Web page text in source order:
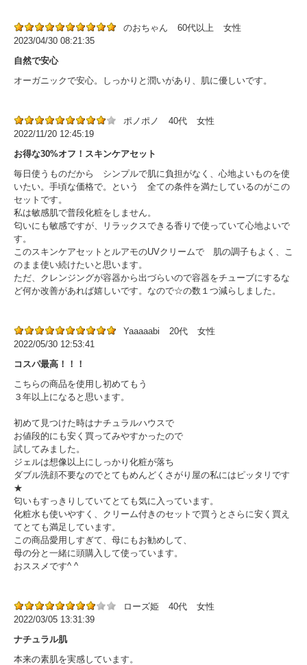
のおちゃん 60代以上
女性
2023/04/30 08:21:35
自然で安心
オーガニックで安心。しっかりと潤いがあり、肌に優しいです。
ポノポノ 40代
女性
2022/11/20 12:45:19
お得な30%オフ！スキンケアセット
毎日使うものだから シンプルで肌に負担がなく、心地よいものを使
いたい。手頃な価格で。という 全ての条件を満たしているのがこの
セットです。
私は敏感肌で普段化粧をしません。
匂いにも敏感ですが、リラックスできる香りで使っていて心地よいで
す。
このスキンケアセットとルアモのUVクリームで 肌の調子もよく、こ
のまま使い続けたいと思います。
ただ、クレンジングが容器から出づらいので容器をチューブにするな
ど何か改善があれば嬉しいです。なので☆の数１つ減らしました。
Yaaaaabi 20代
女性
2022/05/30 12:53:41
コスパ最高！！！
こちらの商品を使用し初めてもう
３年以上になると思います。
初めて見つけた時はナチュラルハウスで
お値段的にも安く買ってみやすかったので
試してみました。
ジェルは想像以上にしっかり化粧が落ち
ダブル洗顔不要なのでとてもめんどくさがり屋の私にはピッタリです
★
匂いもすっきりしていてとても気に入っています。
化粧水も使いやすく、クリーム付きのセットで買うとさらに安く買え
てとても満足しています。
この商品愛用しすぎて、母にもお勧めして、
母の分と一緒に頭購入して使っています。
おススメです^ ^
ローズ姫 40代
女性
2022/03/05 13:31:39
ナチュラル肌
本来の素肌を実感しています。